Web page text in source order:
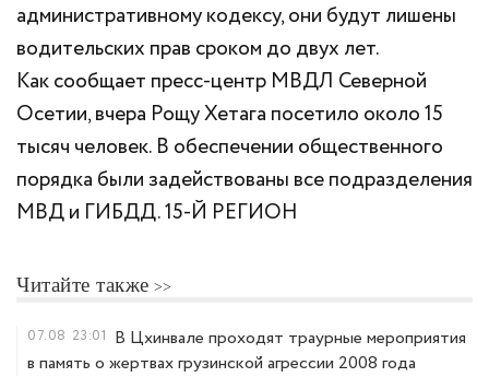
административному кодексу, они будут лишены
водительских прав сроком до двух лет.
Как сообщает пресс-центр МВДЛ Северной
Осетии, вчера Рощу Хетага посетило около 15
тысяч человек. В обеспечении общественного
порядка были задействованы все подразделения
МВД и ГИБДД. 15-Й РЕГИОН
Читайте также
07.08 23:01 В Цхинвале проходят траурные мероприятия
в память о жертвах грузинской агрессии 2008 года